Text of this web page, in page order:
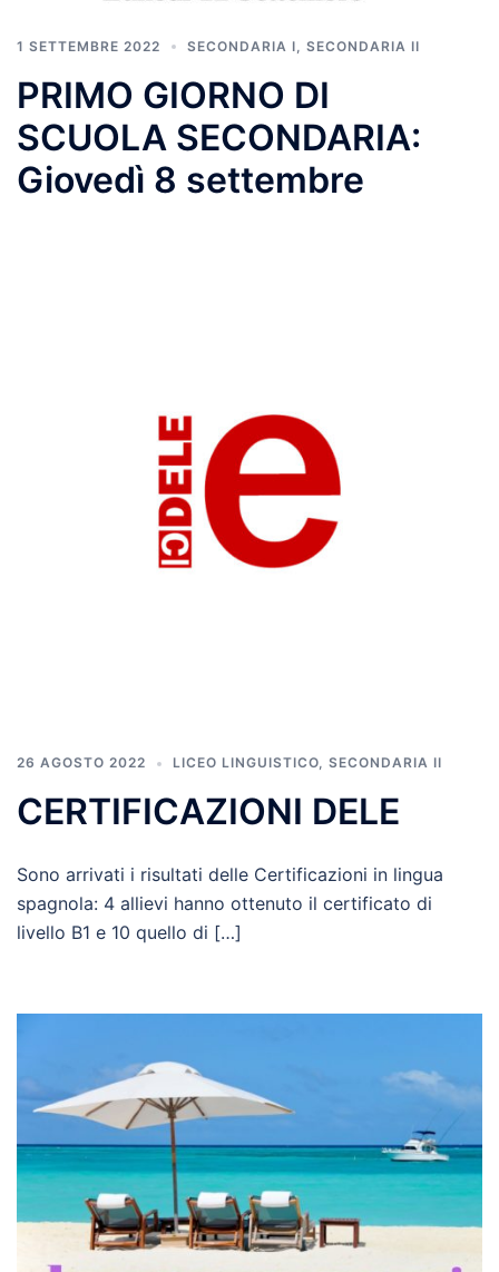
1 SETTEMBRE 2022 SECONDARIA I SECONDARIA II
PRIMO GIORNO DI
SCUOLA SECONDARIA:
Giovedì 8 settembre
26 AGOSTO 2022 LICEO LINGUISTICO, SECONDARIA II
CERTIFICAZIONI DELE
Sono arrivati i risultati delle Certificazioni in lingua
spagnola: 4 allievi hanno ottenuto il certificato di
livello B1 e 10 quello di […]